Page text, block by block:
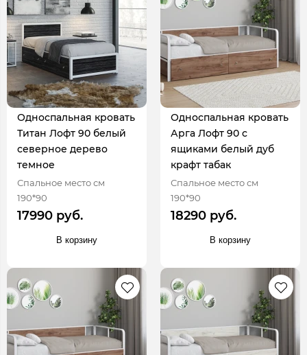
Односпальная кровать
Титан Лофт 90 белый
северное дерево
темное
Спальное место см
190*90
17990 руб.
В корзину
Односпальная кровать
Арга Лофт 90 с
ящиками белый дуб
крафт табак
Спальное место см
190*90
18290 руб.
В корзину